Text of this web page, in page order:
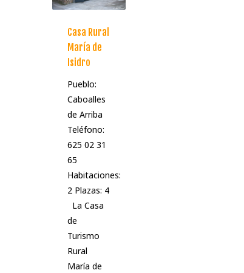
Casa Rural
María de
Isidro
Pueblo:
Caboalles
de Arriba
Teléfono:
625 02 31
65
Habitaciones:
2 Plazas: 4
La Casa
de
Turismo
Rural
María de